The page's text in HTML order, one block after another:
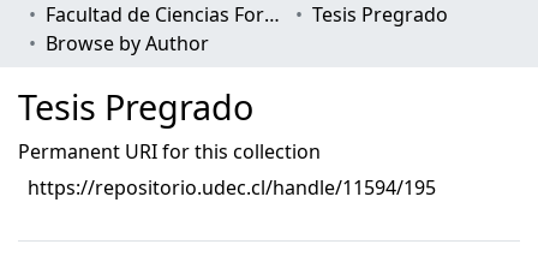
All of DSpace
Facultad de Ciencias Forestales
Tesis Pregrado
Browse by Author
Tesis Pregrado
Permanent URI for this collection
https://repositorio.udec.cl/handle/11594/195